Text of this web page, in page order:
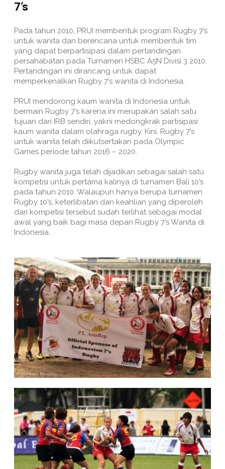
7’s
Pada tahun 2010, PRUI membentuk program Rugby 7’s
untuk wanita dan berencana untuk membentuk tim
yang dapat berpartisipasi dalam pertandingan
persahabatan pada Turnamen HSBC A5N Divisi 3 2010.
Pertandingan ini dirancang untuk dapat
memperkenalkan Rugby 7’s wanita di Indonesia.
PRUI mendorong kaum wanita di Indonesia untuk
bermain Rugby 7’s karena ini merupakan salah satu
tujuan dari IRB sendiri, yakni medongkrak partisipasi
kaum wanita dalam olahraga rugby. Kini, Rugby 7’s
untuk wanita telah diikutsertakan pada Olympic
Games periode tahun 2016 – 2020.
Rugby wanita juga telah dijadikan sebagai salah satu
kompetisi untuk pertama kalinya di turnamen Bali 10’s
pada tahun 2010. Walaupun hanya berupa turnamen
Rugby 10’s, keterlibatan dan keahlian yang diperoleh
dari kompetisi tersebut sudah terlihat sebagai modal
awal yang baik bagi masa depan Rugby 7’s Wanita di
Indonesia.